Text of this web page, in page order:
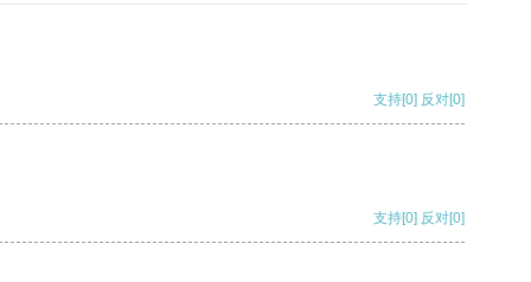
支持[0] 反对[0]
支持[0] 反对[0]